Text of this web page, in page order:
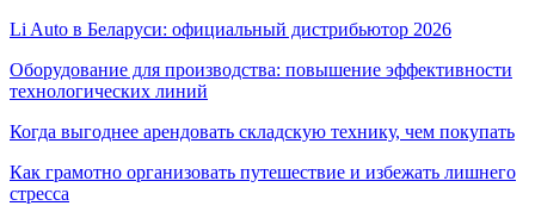
Li Auto в Беларуси: официальный дистрибьютор 2026
Оборудование для производства: повышение эффективности
технологических линий
Когда выгоднее арендовать складскую технику, чем покупать
Как грамотно организовать путешествие и избежать лишнего
стресса